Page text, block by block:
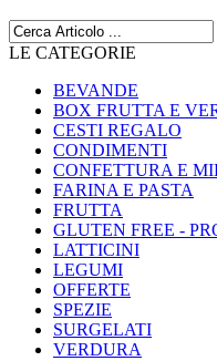
LE CATEGORIE
BEVANDE
BOX FRUTTA E
CESTI REGALO
CONDIMENTI
CONFETTURA E
FARINA E PASTA
FRUTTA
GLUTEN FREE -
LATTICINI
LEGUMI
OFFERTE
SPEZIE
SURGELATI
VERDURA